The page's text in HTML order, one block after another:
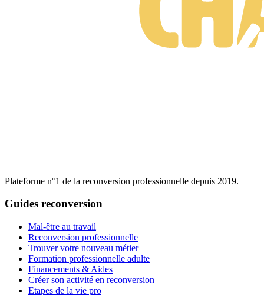
Plateforme n°1 de la reconversion professionnelle depuis 2019.
Guides reconversion
Mal-être au travail
Reconversion professionnelle
Trouver votre nouveau métier
Formation professionnelle adulte
Financements & Aides
Créer son activité en reconversion
Etapes de la vie pro